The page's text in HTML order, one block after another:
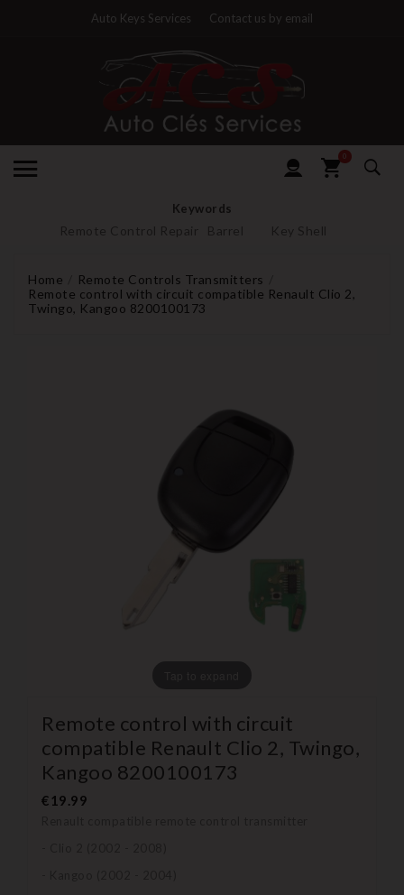
Auto Keys Services Contact us by email
0
Keywords
Remote Control Repair Barrel Key Shell
Home
Remote Controls Transmitters
Remote control with circuit compatible Renault Clio 2,
Twingo, Kangoo 8200100173
Remote control with circuit
compatible Renault Clio 2, Twingo,
Kangoo 8200100173
€19.99